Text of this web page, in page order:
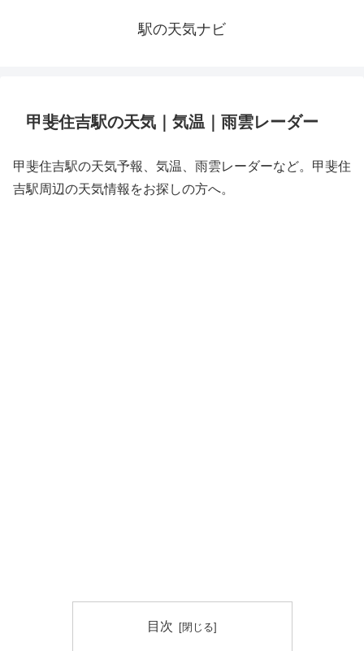
駅の天気ナビ
甲斐住吉駅の天気｜気温｜雨雲レーダー
甲斐住吉駅の天気予報、気温、雨雲レーダーなど。甲斐住
吉駅周辺の天気情報をお探しの方へ。
目次